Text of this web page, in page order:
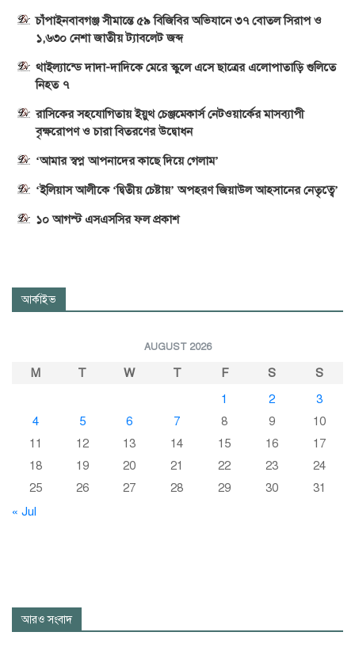
চাঁপাইনবাবগঞ্জ সীমান্তে ৫৯ বিজিবির অভিযানে ৩৭ বোতল সিরাপ ও
১,৬৩০ নেশা জাতীয় ট্যাবলেট জব্দ
থাইল্যান্ডে দাদা-দাদিকে মেরে স্কুলে এসে ছাত্রের এলোপাতাড়ি গুলিতে
নিহত ৭
রাসিকের সহযোগিতায় ইয়ুথ চেঞ্জমেকার্স নেটওয়ার্কের মাসব্যাপী
বৃক্ষরোপণ ও চারা বিতরণের উদ্বোধন
‘আমার স্বপ্ন আপনাদের কাছে দিয়ে গেলাম’
‘ইলিয়াস আলীকে ‘দ্বিতীয় চেষ্টায়’ অপহরণ জিয়াউল আহসানের নেতৃত্বে’
১০ আগস্ট এসএসসির ফল প্রকাশ
আর্কাইভ
AUGUST 2026
M T W T F S
S
1
2
3
4
5 6 7 8 9
10
11
12 13 14 15 16
17
18
19 20 21 22 23
24
25
26 27 28 29 30
31
« Jul
আরও সংবাদ